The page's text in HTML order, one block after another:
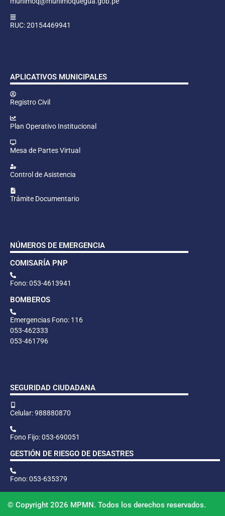
RUC: 20154469941
APLICATIVOS MUNICIPALES
Registro Civil
Plan Operativo Institucional
Mesa de Partes Virtual
Control de Asistencia
Trámite Documentario
NÚMEROS DE EMERGENCIA
COMISARÍA PNP
Fono: 053-4613941
BOMBEROS
Emergencias Fono: 116
053-462333
053-461796
SEGURIDAD CIUDADANA
Celular: 988880870
Fono Fijo: 053-690051
GESTIÓN DE RIESGO DE DESASTRES
Fono: 053-635379
© Copyright 2026 MPMN. Todos los derechos reservados.